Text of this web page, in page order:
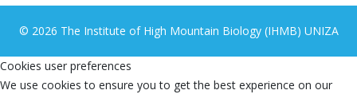
© 2026 The Institute of High Mountain Biology (IHMB) UNIZA
Cookies user preferences
We use cookies to ensure you to get the best experience on our